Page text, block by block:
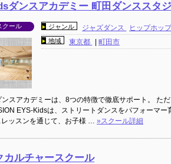
ダンスアカデミー 町田ダンススタ
クール ジャンル ジャズダンス ヒップホッ
地域 東京都 |町田市
スアカデミーは、8つの特徴で徹底サポート。 た
EYS-Kidsは、ストリートダンスをパフォーマー
ッスンを通じて、お子様 … »スクール詳細
カルチャースクール